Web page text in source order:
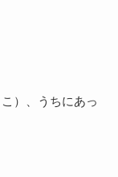
）、うちにあっ